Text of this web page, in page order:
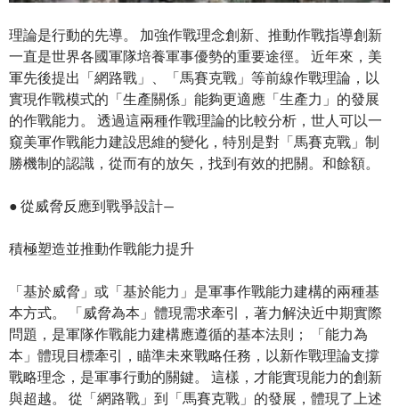
理論是行動的先導。 加強作戰理念創新、推動作戰指導創新
一直是世界各國軍隊培養軍事優勢的重要途徑。 近年來，美
軍先後提出「網路戰」、「馬賽克戰」等前線作戰理論，以
實現作戰模式的「生產關係」能夠更適應「生產力」的發展
的作戰能力。 透過這兩種作戰理論的比較分析，世人可以一
窺美軍作戰能力建設思維的變化，特別是對「馬賽克戰」制
勝機制的認識，從而有的放矢，找到有效的把關。和餘額。
● 從威脅反應到戰爭設計—
積極塑造並推動作戰能力提升
「基於威脅」或「基於能力」是軍事作戰能力建構的兩種基
本方式。 「威脅為本」體現需求牽引，著力解決近中期實際
問題，是軍隊作戰能力建構應遵循的基本法則； 「能力為
本」體現目標牽引，瞄準未來戰略任務，以新作戰理論支撐
戰略理念，是軍事行動的關鍵。 這樣，才能實現能力的創新
與超越。 從「網路戰」到「馬賽克戰」的發展，體現了上述